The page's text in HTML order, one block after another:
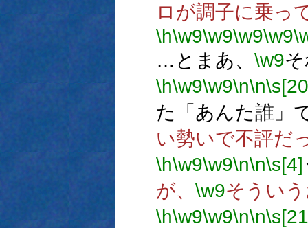
ロが調子に乗っ
\h\w9\w9\w9\w9
…とまあ、 \w9
\h\w9\w9\n\n
た「あんた誰」
い勢いで不評だ
\h\w9\w9\n\n\s[4]
が、 \w9そうい
\h\w9\w9\n\n